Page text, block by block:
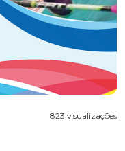
823 visualizações